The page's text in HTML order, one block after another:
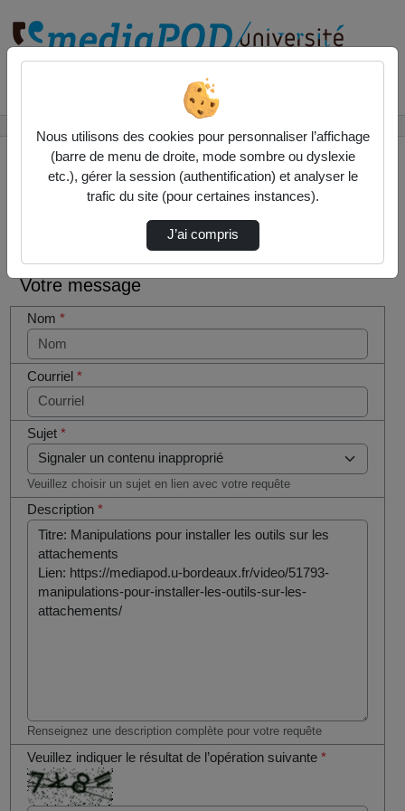
Contactez nous
Votre message
Nom*
Courriel*
Sujet*
Veuillez choisir un sujet en lien avec votre requête
Description*
Renseignez une description complète pour votre requête
Veuillez indiquer le résultat de l’opération suivante*
êtes un
humain en
métal
(obligatoire)
Nous utilisons des cookies pour personnaliser l’affichage
(barre de menu de droite, mode sombre ou dyslexie
etc.), gérer la session (authentification) et analyser le
trafic du site (pour certaines instances).
J’ai compris